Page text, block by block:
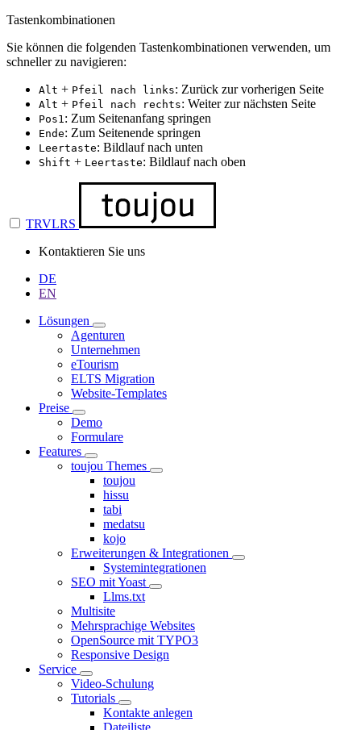
Tastenkombinationen
Sie können die folgenden Tastenkombinationen verwenden, um
schneller zu navigieren:
Alt + Pfeil nach links: Zurück zur vorherigen Seite
Alt + Pfeil nach rechts: Weiter zur nächsten Seite
Pos1: Zum Seitenanfang springen
Ende: Zum Seitenende springen
Leertaste: Bildlauf nach unten
Shift + Leertaste: Bildlauf nach oben
TRVLRS
Kontaktieren Sie uns
DE
EN
Lösungen
Agenturen
Unternehmen
eTourism
ELTS Migration
Website-Templates
Preise
Demo
Formulare
Features
toujou Themes
toujou
hissu
tabi
medatsu
kojo
Erweiterungen & Integrationen
Systemintegrationen
SEO mit Yoast
Llms.txt
Multisite
Mehrsprachige Websites
OpenSource mit TYPO3
Responsive Design
Service
Video-Schulung
Tutorials
Kontakte anlegen
Dateiliste